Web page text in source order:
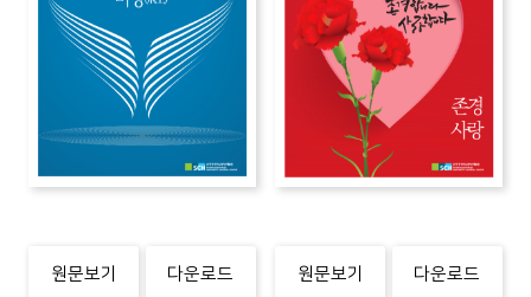
원문보기 다운로드 원문보기 다운로드